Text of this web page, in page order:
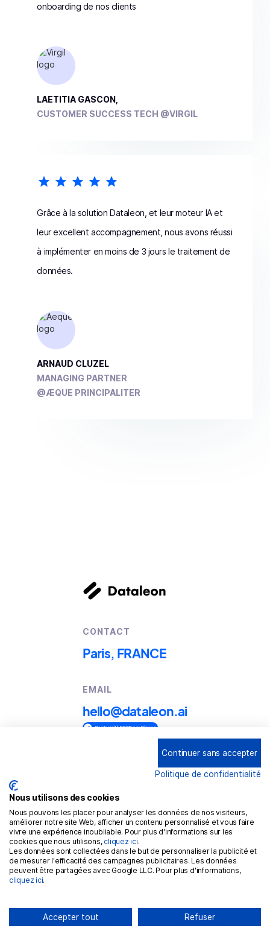
onboarding de nos clients
LAETITIA GASCON,
CUSTOMER SUCCESS TECH @VIRGIL
Grâce à la solution Dataleon, et leur moteur IA et
leur excellent accompagnement, nous avons réussi
à implémenter en moins de 3 jours le traitement de
données.
ARNAUD CLUZEL
MANAGING PARTNER
@ÆQUE PRINCIPALITER
CONTACT
Paris, FRANCE
EMAIL
hello@dataleon.ai
Conditions générales d'utilisation
Mention légales
Politique de confidentialité
Politique de cookies
RGPD
Continuer sans accepter
Politique de confidentialité
Nous utilisons des cookies
Nous pouvons les placer pour analyser les données de nos visiteurs,
améliorer notre site Web, afficher un contenu personnalisé et vous faire
vivre une expérience inoubliable. Pour plus d'informations sur les
cookies que nous utilisons, cliquez ici.
Les données sont collectées dans le but de personnaliser la publicité et
de mesurer l'efficacité des campagnes publicitaires. Les données
peuvent être partagées avec Google LLC. Pour plus d'informations,
cliquez ici.
Accepter tout Refuser